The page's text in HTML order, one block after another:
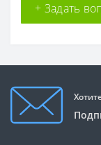
+ Задать